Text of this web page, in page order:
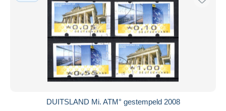
DUITSLAND Mi. ATM° gestempeld 2008